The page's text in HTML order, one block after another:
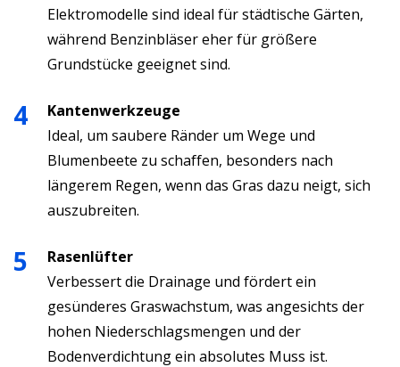
Elektromodelle sind ideal für städtische Gärten,
während Benzinbläser eher für größere
Grundstücke geeignet sind.
Kantenwerkzeuge
Ideal, um saubere Ränder um Wege und
Blumenbeete zu schaffen, besonders nach
längerem Regen, wenn das Gras dazu neigt, sich
auszubreiten.
Rasenlüfter
Verbessert die Drainage und fördert ein
gesünderes Graswachstum, was angesichts der
hohen Niederschlagsmengen und der
Bodenverdichtung ein absolutes Muss ist.